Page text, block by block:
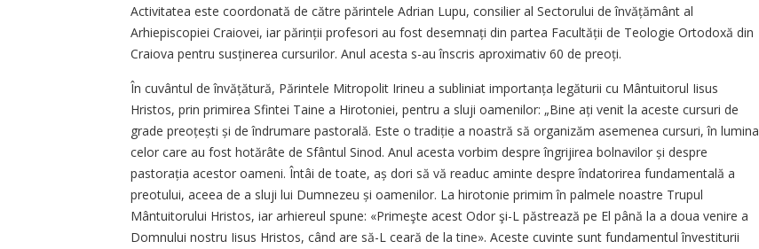
Activitatea este coordonată de către părintele Adrian Lupu, consilier al Sectorului de învățământ al
Arhiepiscopiei Craiovei, iar părinții profesori au fost desemnați din partea Facul­tății de Teologie Ortodoxă din
Craiova pentru susținerea cursurilor. Anul acesta s-au înscris aproximativ 60 de preoți.
În cuvântul de învățătură, Părintele Mitropolit Irineu a subliniat importanța legăturii cu Mântuitorul Iisus
Hristos, prin primirea Sfintei Taine a Hirotoniei, pentru a sluji oamenilor: „Bine ați venit la aceste cursuri de
grade preoțești și de îndrumare pastorală. Este o tradiție a noastră să organizăm asemenea cursuri, în lumina
celor care au fost hotărâte de Sfântul Sinod. Anul acesta vorbim despre îngrijirea bolnavilor și despre
pastorația acestor oameni. Întâi de toate, aș dori să vă readuc aminte despre îndatorirea fundamentală a
preotului, aceea de a sluji lui Dumnezeu și oamenilor. La hirotonie primim în palmele noastre Trupul
Mântuitorului Hristos, iar arhiereul spune: «Primeşte acest Odor şi-L păstrează pe El până la a doua venire a
Domnului nostru Iisus Hristos, când are să-L ceară de la tine». Aceste cuvinte sunt fundamentul învestiturii